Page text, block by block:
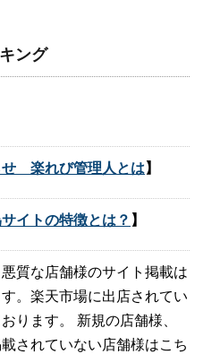
ング
せ 楽れび管理人とは 】
イトの特徴とは？ 】
質な店舗様のサイト掲載は
。楽天市場に出店されてい
ります。 新規の店舗様、
されていない店舗様はこち